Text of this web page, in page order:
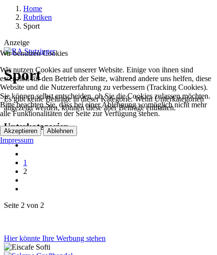
Home
Rubriken
Sport
Anzeige
Sport
Es gibt keine Beiträge in dieser Kategorie. Wenn Unterkategorien
angezeigt werden, können diese aber Beiträge enthalten.
Unterkategorien
1
2
Seite 2 von 2
Hier könnte Ihre Werbung stehen
Wir benutzen Cookies
Wir nutzen Cookies auf unserer Website. Einige von ihnen sind
essenziell für den Betrieb der Seite, während andere uns helfen, diese
Website und die Nutzererfahrung zu verbessern (Tracking Cookies).
Sie können selbst entscheiden, ob Sie die Cookies zulassen möchten.
Bitte beachten Sie, dass bei einer Ablehnung womöglich nicht mehr
alle Funktionalitäten der Seite zur Verfügung stehen.
Akzeptieren Ablehnen
Impressum